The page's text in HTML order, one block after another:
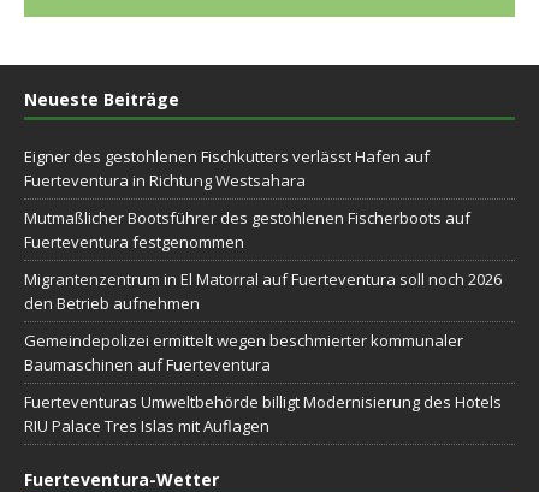
Neueste Beiträge
Eigner des gestohlenen Fischkutters verlässt Hafen auf
Fuerteventura in Richtung Westsahara
Mutmaßlicher Bootsführer des gestohlenen Fischerboots auf
Fuerteventura festgenommen
Migrantenzentrum in El Matorral auf Fuerteventura soll noch 2026
den Betrieb aufnehmen
Gemeindepolizei ermittelt wegen beschmierter kommunaler
Baumaschinen auf Fuerteventura
Fuerteventuras Umweltbehörde billigt Modernisierung des Hotels
RIU Palace Tres Islas mit Auflagen
Fuerteventura-Wetter